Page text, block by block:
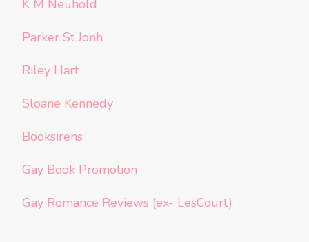
K M Neuhold
Parker St Jonh
Riley Hart
Sloane Kennedy
Booksirens
Gay Book Promotion
Gay Romance Reviews (ex- LesCourt)